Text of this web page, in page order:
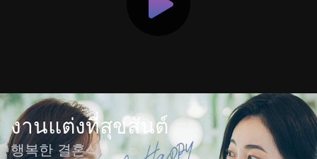
งานแต่งที่สุขสันต์
행복한 결혼식